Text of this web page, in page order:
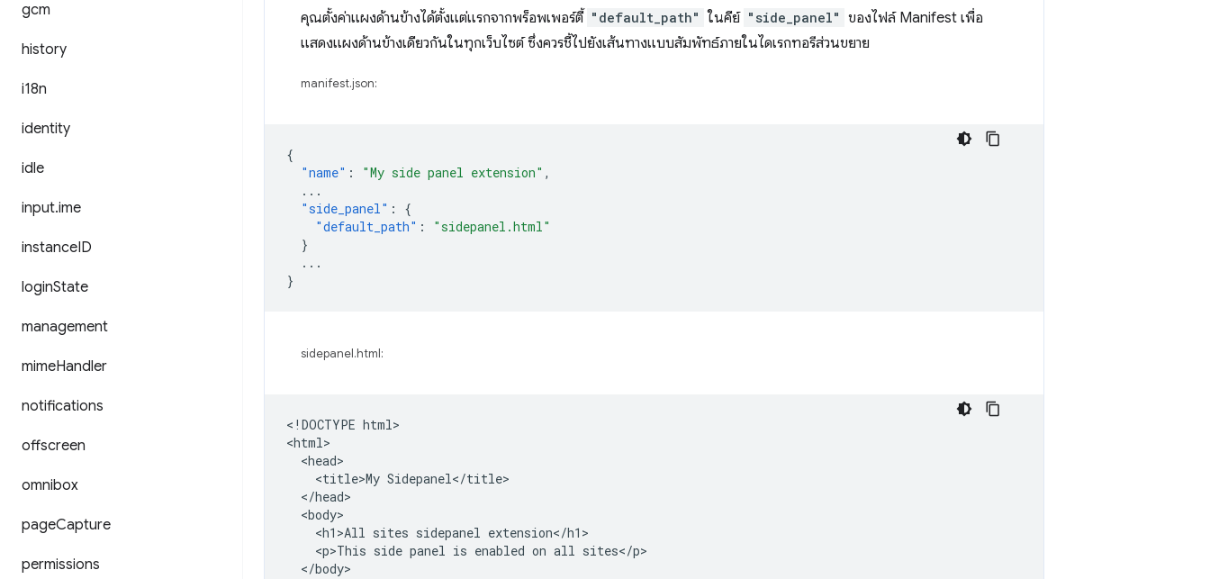
gcm
history
i18n
identity
idle
input.ime
instanceID
loginState
management
mimeHandler
notifications
offscreen
omnibox
pageCapture
permissions
คุณตั้งค่าแผงด้านข้างได้ตั้งแต่แรกจากพร็อพเพอร์ตี้ "default_path" ในคีย์ "side_panel" ของไฟล์ Manifest เพื่อ
แสดงแผงด้านข้างเดียวกันในทุกเว็บไซต์ ซึ่งควรชี้ไปยังเส้นทางแบบสัมพัทธ์ภายในไดเรกทอรีส่วนขยาย
manifest.json:
{
"name" : "My side panel extension" ,
...
"side_panel" :
{
"default_path" :
"sidepanel.html"
}
...
}
sidepanel.html:
<!DOCTYPE html>
<html>
  <head>
    <title>My Sidepanel</title>
  </head>
  <body>
    <h1>All sites sidepanel extension</h1>
    <p>This side panel is enabled on all sites</p>
  </body>